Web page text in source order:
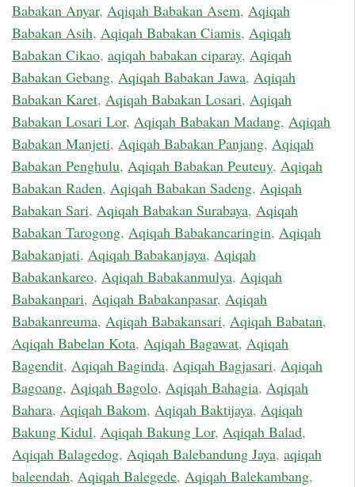
Babakan Anyar, Aqiqah Babakan Asem, Aqiqah
Babakan Asih, Aqiqah Babakan Ciamis, Aqiqah
Babakan Cikao, aqiqah babakan ciparay, Aqiqah
Babakan Gebang, Aqiqah Babakan Jawa, Aqiqah
Babakan Karet, Aqiqah Babakan Losari, Aqiqah
Babakan Losari Lor, Aqiqah Babakan Madang, Aqiqah
Babakan Manjeti, Aqiqah Babakan Panjang, Aqiqah
Babakan Penghulu, Aqiqah Babakan Peuteuy, Aqiqah
Babakan Raden, Aqiqah Babakan Sadeng, Aqiqah
Babakan Sari, Aqiqah Babakan Surabaya, Aqiqah
Babakan Tarogong, Aqiqah Babakancaringin, Aqiqah
Babakanjati, Aqiqah Babakanjaya, Aqiqah
Babakankareo, Aqiqah Babakanmulya, Aqiqah
Babakanpari, Aqiqah Babakanpasar, Aqiqah
Babakanreuma, Aqiqah Babakansari, Aqiqah Babatan,
Aqiqah Babelan Kota, Aqiqah Bagawat, Aqiqah
Bagendit, Aqiqah Baginda, Aqiqah Bagjasari, Aqiqah
Bagoang, Aqiqah Bagolo, Aqiqah Bahagia, Aqiqah
Bahara, Aqiqah Bakom, Aqiqah Baktijaya, Aqiqah
Bakung Kidul, Aqiqah Bakung Lor, Aqiqah Balad,
Aqiqah Balagedog, Aqiqah Balebandung Jaya, aqiqah
baleendah, Aqiqah Balegede, Aqiqah Balekambang,